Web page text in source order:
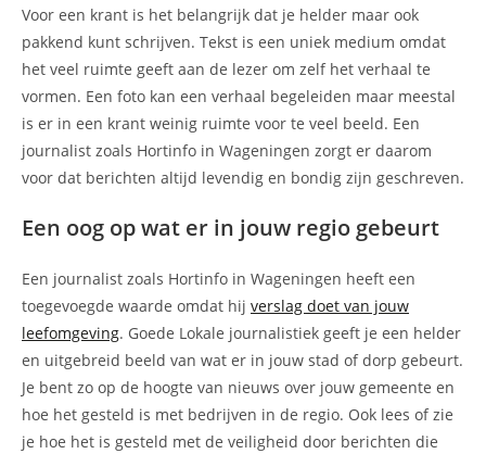
Voor een krant is het belangrijk dat je helder maar ook
pakkend kunt schrijven. Tekst is een uniek medium omdat
het veel ruimte geeft aan de lezer om zelf het verhaal te
vormen. Een foto kan een verhaal begeleiden maar meestal
is er in een krant weinig ruimte voor te veel beeld. Een
journalist zoals Hortinfo in Wageningen zorgt er daarom
voor dat berichten altijd levendig en bondig zijn geschreven.
Een oog op wat er in jouw regio gebeurt
Een journalist zoals Hortinfo in Wageningen heeft een
toegevoegde waarde omdat hij verslag doet van jouw
leefomgeving. Goede Lokale journalistiek geeft je een helder
en uitgebreid beeld van wat er in jouw stad of dorp gebeurt.
Je bent zo op de hoogte van nieuws over jouw gemeente en
hoe het gesteld is met bedrijven in de regio. Ook lees of zie
je hoe het is gesteld met de veiligheid door berichten die